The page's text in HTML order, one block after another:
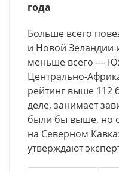
года
Больше всего
и Новой Зеландии
меньше всего —
Центрально-
рейтинг выше 112
деле, занимает
были бы выше, но
на Северном
утверждают